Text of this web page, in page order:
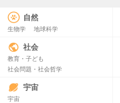
自然
生物学 地球科学
社会
教育・子ども
社会問題・社会哲学
宇宙
宇宙